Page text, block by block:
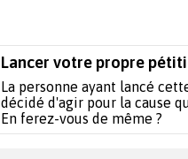
Lancer votre propre
La personne ayant lancé
décidé d'agir pour la cause
En ferez-vous de même ?